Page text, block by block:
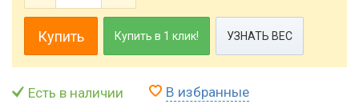
Купить Купить в 1 клик! УЗНАТЬ ВЕС
Есть в наличии В избранные